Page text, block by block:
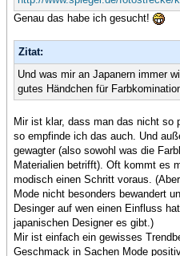
Genau das habe ich gesucht!
Zitat:
Und was mir an Japanern immer
gutes Händchen für
Mir ist klar, dass man das nicht so
so empfinde ich das auch. Und
gewagter (also sowohl was die
Materialien betrifft). Oft kommt es
modisch einen Schritt voraus.
Mode nicht besonders bewandert
Desinger auf wen einen Einfluss
japanischen Designer es gibt.)
Mir ist einfach ein gewisses
Geschmack in Sachen Mode